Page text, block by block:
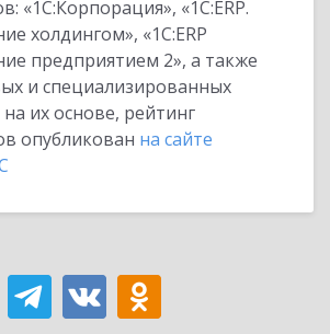
«1С:Корпорация», «1С:ERP.
холдингом», «1С:ERP
предприятием 2», а также
и специализированных
их основе, рейтинг
опубликован на сайте